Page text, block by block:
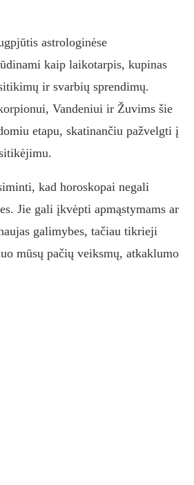
astrologinėse
kaip laikotarpis, kupinas
ir svarbių sprendimų.
Vandeniui ir Žuvims šie
etapu, skatinančiu pažvelgti į
kad horoskopai negali
Jie gali įkvėpti apmąstymams ar
galimybes, tačiau tikrieji
mūsų pačių veiksmų, atkaklumo